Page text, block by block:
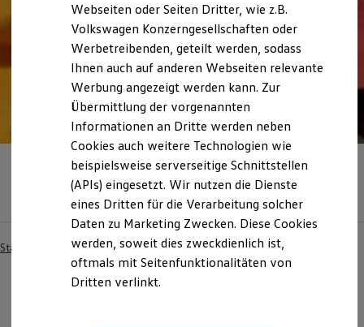
Volkswagen Kollektion
R-Kollektion
GTI Kollektion
Fußball Drop
we drive football
#wedriveproud
Besitzer und Service
myVolkswagen
Software Updates
Service und Ersatzteile
Inspektion und HU/AU
Reparaturen und Checks
Motorenöl und Flüssigkeiten
Räder und Reifen
Pannen- und Unfallhilfe
Economy Service
Volkswagen Teile
Zubehör
Modellspezifisches Zubehör
Digitale
Betriebsanleitung
Startseite Besitzer und Service Über Ihr Auto
Webseiten oder Seiten Dritter, wie z.B.
Volkswagen Konzerngesellschaften oder
Werbetreibenden, geteilt werden, sodass
Ihnen auch auf anderen Webseiten relevante
Werbung angezeigt werden kann. Zur
Übermittlung der vorgenannten
Informationen an Dritte werden neben
Cookies auch weitere Technologien wie
beispielsweise serverseitige Schnittstellen
(APIs) eingesetzt. Wir nutzen die Dienste
eines Dritten für die Verarbeitung solcher
Daten zu Marketing Zwecken. Diese Cookies
werden, soweit dies zweckdienlich ist,
oftmals mit Seitenfunktionalitäten von
Dritten verlinkt.